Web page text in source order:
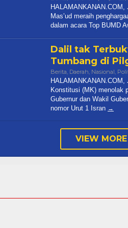
HALAMANKANAN.COM,
Mas’ud meraih
dalam acara Top BUMD
Dalil tak
Tumbang di
Berita, Daerah, Nasional,
Konstitusi (MK) menolak
Gubernur dan Wakil
nomor Urut 1 Isran
VIEW MORE